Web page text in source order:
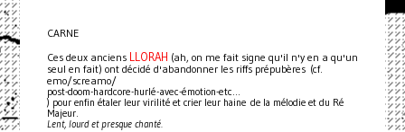
CARNE
Ces deux anciens LLORAH (ah, on me fait signe qu'il n'y en a qu'un
seul en fait) ont décidé d'abandonner les riffs prépubères (cf.
emo/screamo/
post-doom-hardcore-hurlé-avec-émotion-etc...
) pour enfin étaler leur virilité et crier leur haine de la mélodie et du Ré
Majeur.
Lent, lourd et presque chanté.